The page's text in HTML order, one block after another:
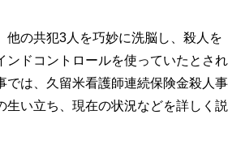
他の共犯3人を巧妙に洗脳し、殺人を
ンドコントロールを使っていたとされ
では、久留米看護師連続保険金殺人事
生い立ち、現在の状況などを詳しく説